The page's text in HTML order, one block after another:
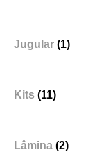
Jugular (1)
Kits (11)
Lâmina (2)